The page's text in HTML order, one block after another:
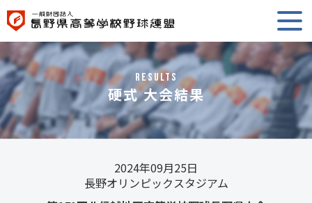
RESULTS
硬式 大会結果
2024年09月25日
長野オリンピックスタジアム